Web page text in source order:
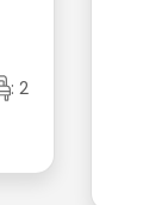
: 2